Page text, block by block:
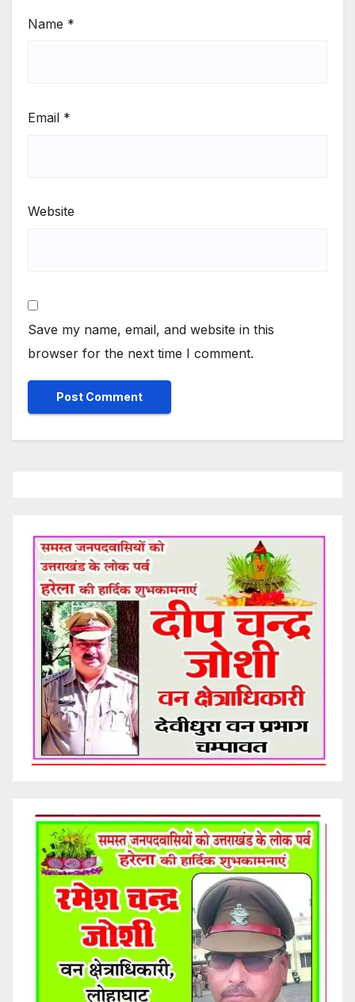
Name *
Email *
Website
Save my name, email, and website in this
browser for the next time I comment.